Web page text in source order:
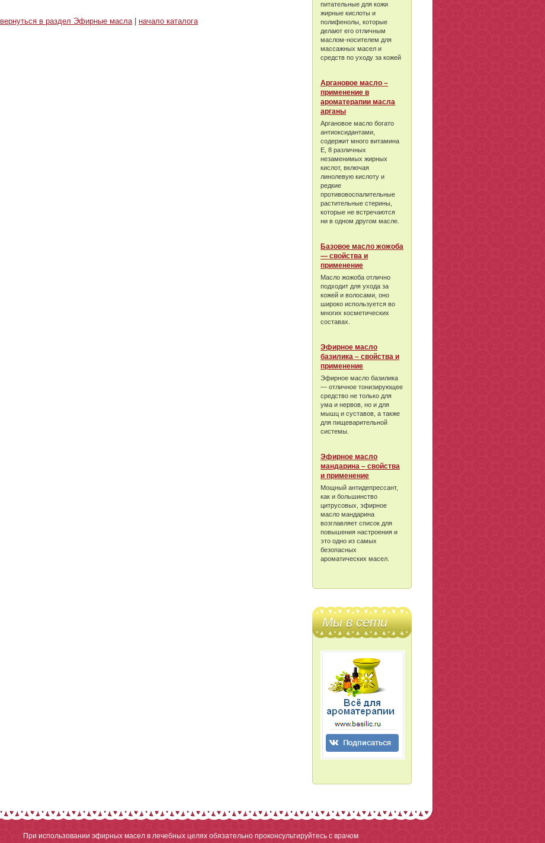
вернуться в раздел Эфирные масла| начало каталога
питательные для кожи
жирные кислоты и
полифенолы, которые
делают его отличным
маслом-носителем для
массажных масел и
средств по уходу за кожей
Аргановое масло –
применение в
ароматерапии масла
арганы
Аргановое масло богато
антиоксидантами,
содержит много витамина
Е, 8 различных
незаменимых жирных
кислот, включая
линолевую кислоту и
редкие
противовоспалительные
растительные стерины,
которые не встречаются
ни в одном другом масле.
Базовое масло жожоба
— свойства и
применение
Масло жожоба отлично
подходит для ухода за
кожей и волосами, оно
широко используется во
многих косметических
составах.
Эфирное масло
базилика – свойства и
применение
Эфирное масло базилика
— отличное тонизирующее
средство не только для
ума и нервов, но и для
мышц и суставов, а также
для пищеварительной
системы.
Эфирное масло
мандарина – свойства
и применение
Мощный антидепрессант,
как и большинство
цитрусовых, эфирное
масло мандарина
возглавляет список для
повышения настроения и
это одно из самых
безопасных
ароматических масел.
Мы в сети
При использовании эфирных масел в лечебных целях обязательно проконсультируйтесь с врачом